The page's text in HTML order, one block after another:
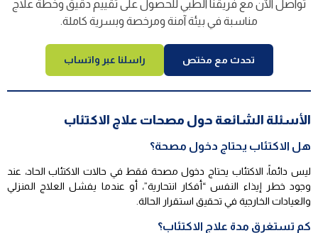
تواصل الآن مع فريقنا الطبي للحصول على تقييم دقيق وخطة علاج
مناسبة في بيئة آمنة ومرخصة وبسرية كاملة.
تحدث مع مختص راسلنا عبر واتساب
الأسئلة الشائعة حول مصحات علاج الاكتئاب
هل الاكتئاب يحتاج دخول مصحة؟
ليس دائماً، الاكتئاب يحتاج دخول مصحة فقط في حالات الاكتئاب الحاد، عند
وجود خطر إيذاء النفس “أفكار انتحارية”، أو عندما يفشل العلاج المنزلي
والعيادات الخارجية في تحقيق استقرار الحالة.
كم تستغرق مدة علاج الاكتئاب؟